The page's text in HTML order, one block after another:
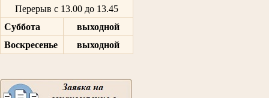
Перерыв с 13.00 до 13.45
Суббота
выходной
Воскресенье
выходной